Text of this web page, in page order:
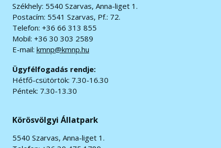
Székhely: 5540 Szarvas, Anna-liget 1.
Postacím: 5541 Szarvas, Pf.: 72.
Telefon: +36 66 313 855
Mobil: +36 30 303 2589
E-mail: kmnp@kmnp.hu
Ügyfélfogadás rendje:
Hétfő-csütörtök: 7.30-16.30
Péntek: 7.30-13.30
Körösvölgyi Állatpark
5540 Szarvas, Anna-liget 1.